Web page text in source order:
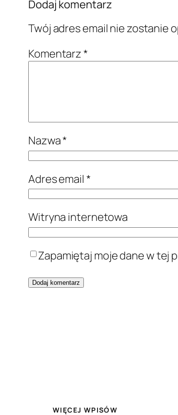
Dodaj komentarz
Twój adres email nie zostanie
Komentarz*
Nazwa*
Adres email *
Witryna internetowa
Zapamiętaj moje dane w tej
WIĘCEJ WPISÓW